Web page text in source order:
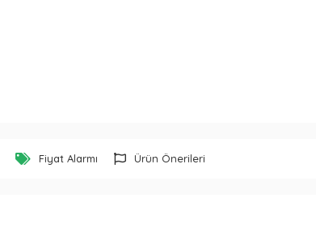
Fiyat Alarmı Ürün Önerileri